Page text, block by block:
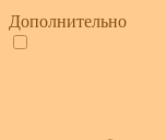
Дополнительно